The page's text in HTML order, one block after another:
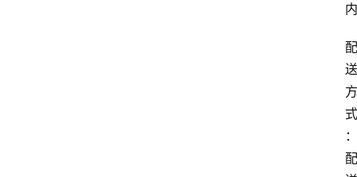
内
配
送
方
式
：
配